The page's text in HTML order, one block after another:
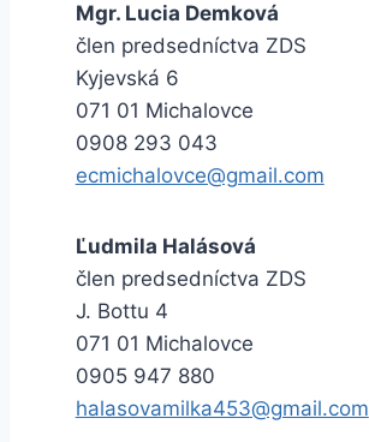
Mgr. Lucia Demková
člen predsedníctva ZDS
Kyjevská 6
071 01 Michalovce
0908 293 043
ecmichalovce@gmail.com
Ľudmila Halásová
člen predsedníctva ZDS
J. Bottu 4
071 01 Michalovce
0905 947 880
halasovamilka453@gmail.com